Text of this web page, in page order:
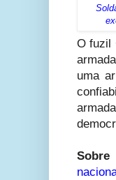
O fuzil
uma